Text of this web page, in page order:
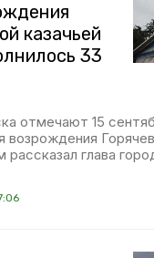
казачьей
33
отмечают 15
глава